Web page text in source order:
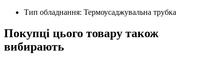
Тип обладнання: Термоусаджувальна трубка
Покупці цього товару також
вибирають